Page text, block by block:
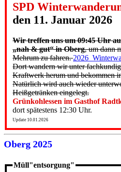
SPD
den 11. Januar 2026
Wir treffen uns um 09:45 Uhr
„nah & gut“ in Oberg, um dann
Mehrum zu fahren.
Dort wandern wir unter
Kraftwerk herum und bekommen
Natürlich wird auch wieder
Heißgetränken eingelegt.
Grünkohlessen im Gasthof
dort spätestens 12:30 Uhr.
Update 10.01.2026
Oberg 2025
Müll"entsorgung"